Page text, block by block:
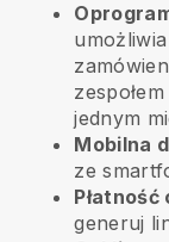
jednym
Mobilna
ze
Płatność
generuj